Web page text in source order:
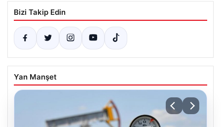
Bizi Takip Edin
Yan Manşet